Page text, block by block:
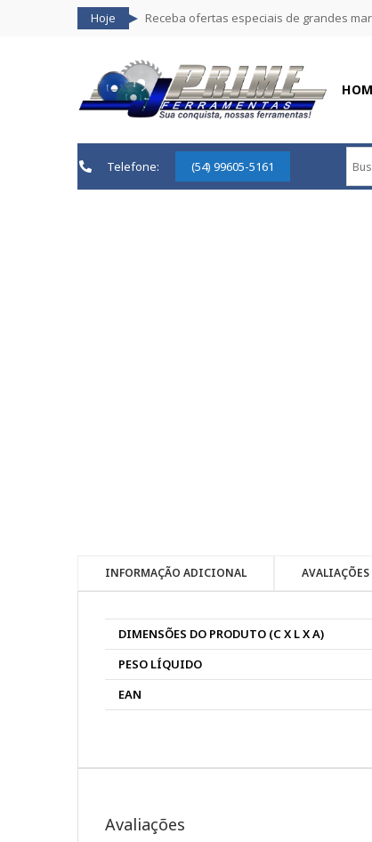
Hoje Receba ofertas especiais de grandes
Telefone: (54) 99605-5161
INFORMAÇÃO ADICIONAL
DIMENSÕES DO PRODUTO (C X L X A)
PESO LÍQUIDO
EAN
Avaliações